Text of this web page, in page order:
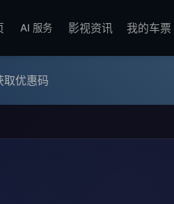
AI 服务 影视资讯 我的车票
取优惠码